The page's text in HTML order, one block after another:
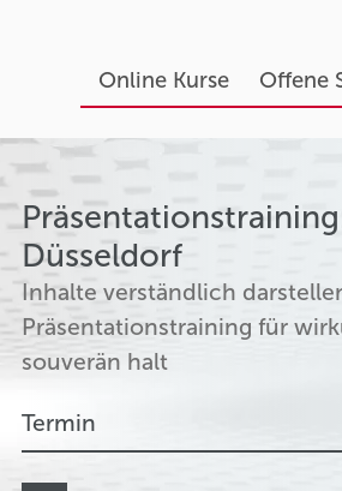
Online Kurse Offene
Düsseldorf
Inhalte verständlich
Präsentationstraining für
souverän halt
Termin